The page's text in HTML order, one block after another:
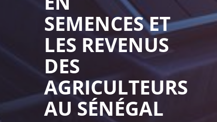
SEMENCES ET
LES REVENUS
DES
AGRICULTEURS
AU SÉNÉGAL